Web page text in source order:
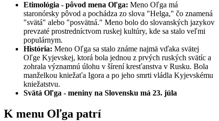
Etimológia - pôvod mena Oľga: Meno Oľga má
staronórsky pôvod a pochádza zo slova "Helga," čo znamená
"svätá" alebo "posvätná." Meno bolo do slovanských jazykov
prevzaté prostredníctvom ruskej kultúry, kde sa stalo veľmi
populárnym.
História: Meno Oľga sa stalo známe najmä vďaka svätej
Oľge Kyjevskej, ktorá bola jednou z prvých ruských svätíc a
zohrala významnú úlohu v šírení kresťanstva v Rusku. Bola
manželkou kniežaťa Igora a po jeho smrti vládla Kyjevskému
kniežatstvu.
Svätá Oľga - meniny na Slovensku má 23. júla
K menu Oľga patrí